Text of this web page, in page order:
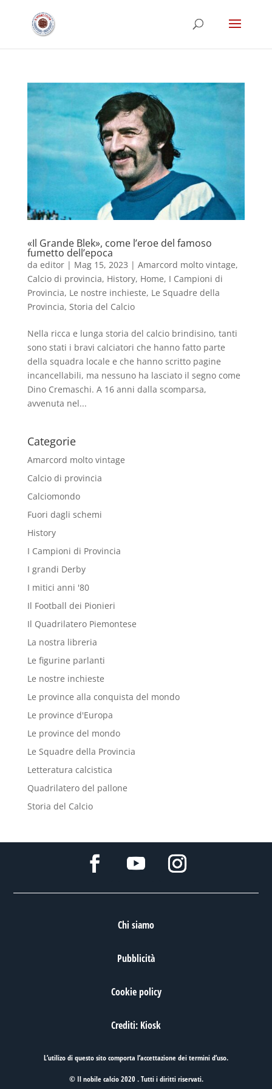
«Il Grande Blek», come l’eroe del famoso
fumetto dell’epoca
da editor| Mag 15, 2023 | Amarcord molto vintage,
Calcio di provincia, History, Home, I Campioni di
Provincia, Le nostre inchieste, Le Squadre della
Provincia, Storia del Calcio
Nella ricca e lunga storia del calcio brindisino, tanti
sono stati i bravi calciatori che hanno fatto parte
della squadra locale e che hanno scritto pagine
incancellabili, ma nessuno ha lasciato il segno come
Dino Cremaschi. A 16 anni dalla scomparsa,
avvenuta nel...
Categorie
Amarcord molto vintage
Calcio di provincia
Calciomondo
Fuori dagli schemi
History
I Campioni di Provincia
I grandi Derby
I mitici anni '80
Il Football dei Pionieri
Il Quadrilatero Piemontese
La nostra libreria
Le figurine parlanti
Le nostre inchieste
Le province alla conquista del mondo
Le province d'Europa
Le province del mondo
Le Squadre della Provincia
Letteratura calcistica
Quadrilatero del pallone
Storia del Calcio
Chi siamo
Pubblicità
Cookie policy
Crediti: Kiosk
L’utilizo di questo sito comporta l’accettazione deitermini d’uso.
© Il nobile calcio 2020 . Tutti i diritti riservati.